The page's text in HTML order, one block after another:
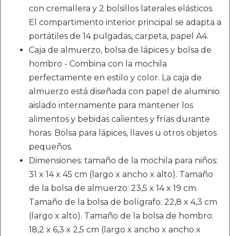
con cremallera y 2 bolsillos laterales elásticos.
El compartimento interior principal se adapta a
portátiles de 14 pulgadas, carpeta, papel A4.
Caja de almuerzo, bolsa de lápices y bolsa de
hombro - Combina con la mochila
perfectamente en estilo y color. La caja de
almuerzo está diseñada con papel de aluminio
aislado internamente para mantener los
alimentos y bebidas calientes y frías durante
horas. Bolsa para lápices, llaves u otros objetos
pequeños.
Dimensiones: tamaño de la mochila para niños:
31 x 14 x 45 cm (largo x ancho x alto). Tamaño
de la bolsa de almuerzo: 23,5 x 14 x 19 cm.
Tamaño de la bolsa de bolígrafo: 22,8 x 4,3 cm
(largo x alto). Tamaño de la bolsa de hombro:
18,2 x 6,3 x 2,5 cm (largo x ancho x ancho x